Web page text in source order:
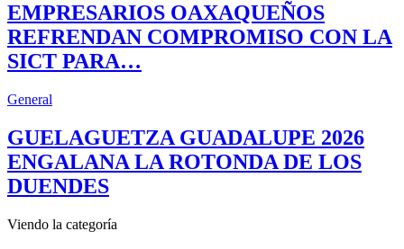
EMPRESARIOS OAXAQUEÑOS
REFRENDAN COMPROMISO CON LA
SICT PARA…
General
GUELAGUETZA GUADALUPE 2026
ENGALANA LA ROTONDA DE LOS
DUENDES
Viendo la categoría